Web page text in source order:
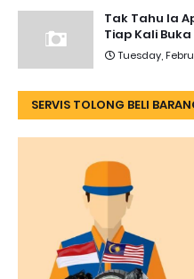
Tak Tahu la
Tiap Kali
Tuesday,
SERVIS TOLONG BELI